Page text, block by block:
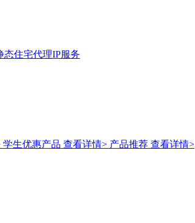
态住宅代理IP服务
学生优惠产品 查看详情> 产品推荐 查看详情>